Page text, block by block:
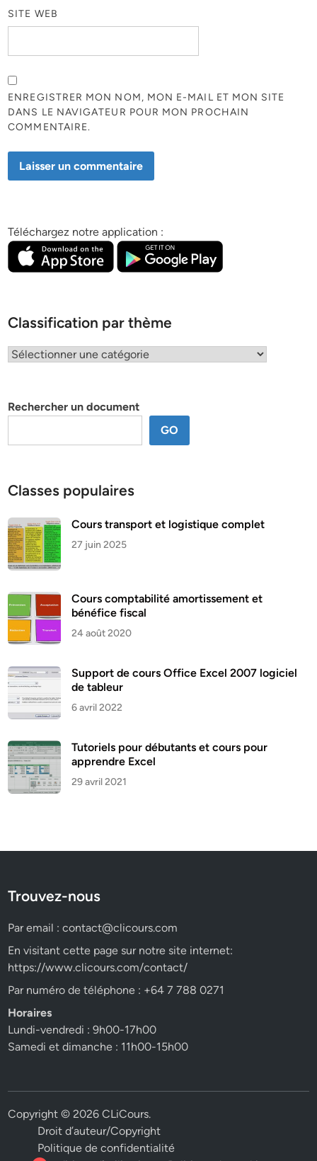
SITE WEB
ENREGISTRER MON NOM, MON E-MAIL ET MON SITE
DANS LE NAVIGATEUR POUR MON PROCHAIN
COMMENTAIRE.
Téléchargez notre application :
Classification par thème
Classification
Rechercher un document
GO
Classes populaires
Cours transport et logistique complet
27 juin 2025
Cours comptabilité amortissement et
bénéfice fiscal
24 août 2020
Support de cours Office Excel 2007 logiciel
de tableur
6 avril 2022
Tutoriels pour débutants et cours pour
apprendre Excel
29 avril 2021
Trouvez-nous
Par email :contact@clicours.com
En visitant cette page sur notre site internet:
https://www.clicours.com/contact/
Par numéro de téléphone : +64 7 788 0271
Horaires
Lundi-vendredi : 9h00-17h00
Samedi et dimanche : 11h00-15h00
Copyright © 2026CLiCours.
Droit d’auteur/Copyright
Politique de confidentialité